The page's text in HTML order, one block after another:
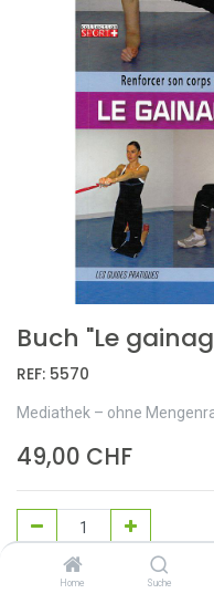
Home Suche
Buch "Le
REF: 5570
Mediathek – ohne
49,00 CHF
In